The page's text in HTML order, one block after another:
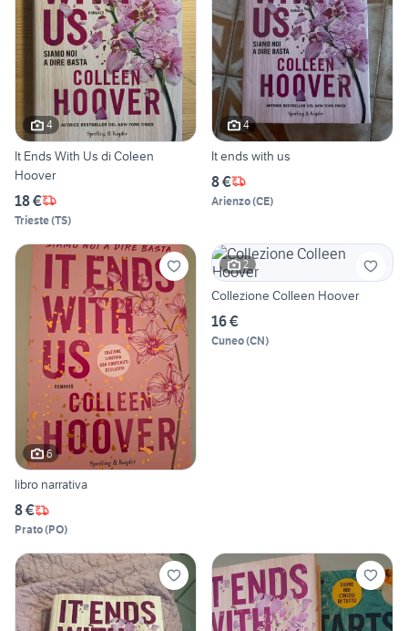
4
It Ends With Us di Coleen
Hoover
18 €
Trieste(TS)
4
It ends with us
8 €
Arienzo(CE)
6
libro narrativa
8 €
Prato(PO)
2
Collezione Colleen Hoover
16 €
Cuneo(CN)